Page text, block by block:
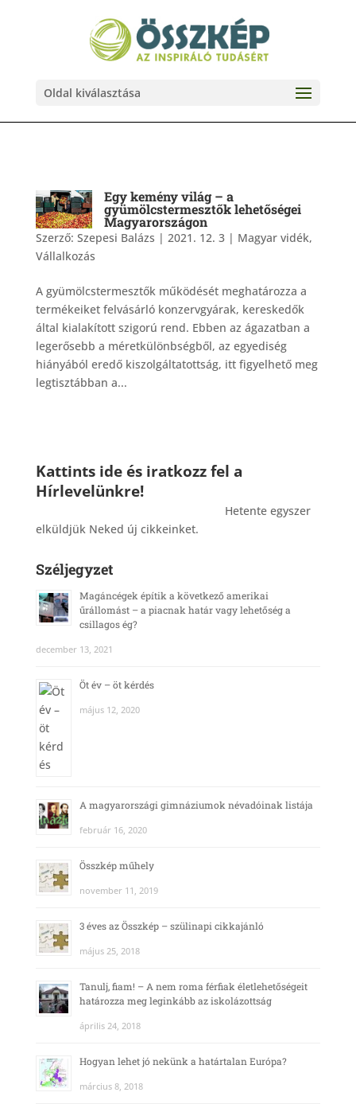
Oldal kiválasztása
Egy kemény világ – a
gyümölcstermesztők lehetőségei
Magyarországon
Szerző: Szepesi Balázs | 2021. 12. 3| Magyar vidék,
Vállalkozás
A gyümölcstermesztők működését meghatározza a
termékeiket felvásárló konzervgyárak, kereskedők
által kialakított szigorú rend. Ebben az ágazatban a
legerősebb a méretkülönbségből, az egyediség
hiányából eredő kiszolgáltatottság, itt figyelhető meg
legtisztábban a...
Kattints ide és iratkozz fel a
Hírlevelünkre!
Hetente egyszer
elküldjük Neked új cikkeinket.
Széljegyzet
Magáncégek építik a következő amerikai
űrállomást – a piacnak határ vagy lehetőség a
csillagos ég?
december 13, 2021
Öt év – öt kérdés
május 12, 2020
A magyarországi gimnáziumok névadóinak listája
február 16, 2020
Összkép műhely
november 11, 2019
3 éves az Összkép – szülinapi cikkajánló
május 25, 2018
Tanulj, fiam! – A nem roma férfiak életlehetőségeit
határozza meg leginkább az iskolázottság
április 24, 2018
Hogyan lehet jó nekünk a határtalan Európa?
március 8, 2018